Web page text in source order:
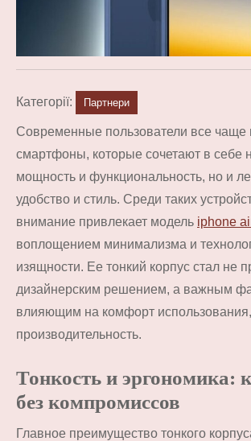
Категорії: Партнери
Современные пользователи все
смартфоны, которые сочетают в себе
мощность и функциональность, но и
удобство и стиль. Среди таких
внимание привлекает модель iphone
воплощением минимализма и
изящности. Ее тонкий корпус стал не
дизайнерским решением, а важным
влияющим на комфорт использования,
производительность.
Тонкость и эргономика:
без компромиссов
Главное преимущество тонкого